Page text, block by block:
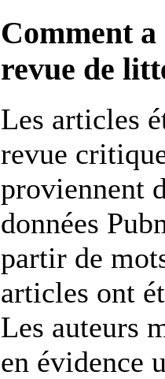
Comment a
revue de
Les articles
revue
proviennent
données
partir de
articles ont
Les auteurs
en évidence